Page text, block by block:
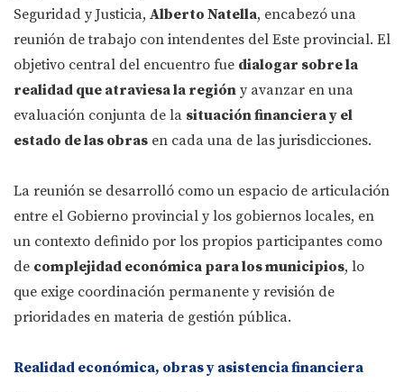
Seguridad y Justicia, Alberto Natella, encabezó una
reunión de trabajo con intendentes del Este provincial. El
objetivo central del encuentro fue dialogar sobre la
realidad que atraviesa la región y avanzar en una
evaluación conjunta de la situación financiera y el
estado de las obras en cada una de las jurisdicciones.
La reunión se desarrolló como un espacio de articulación
entre el Gobierno provincial y los gobiernos locales, en
un contexto definido por los propios participantes como
de complejidad económica para los municipios, lo
que exige coordinación permanente y revisión de
prioridades en materia de gestión pública.
Realidad económica, obras y asistencia financiera